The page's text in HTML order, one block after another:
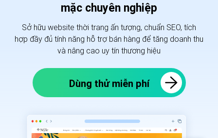
mặc chuyên nghiệp
Sở hữu website thời trang ấn tượng, chuẩn SEO, tích
hợp đầy đủ tính năng hỗ trợ bán hàng để tăng doanh thu
và nâng cao uy tín thương hiệu
Dùng thử miễn phí